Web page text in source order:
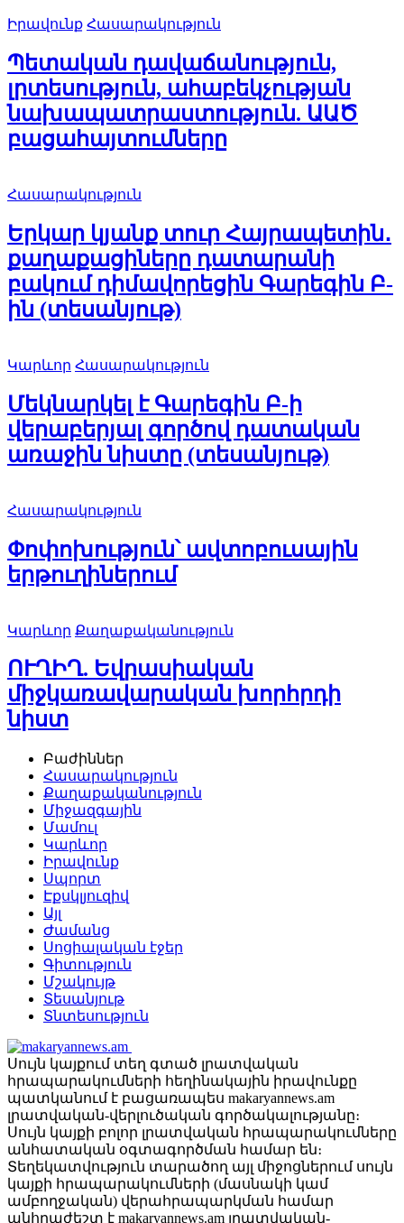
Իրավունք Հասարակություն
Պետական դավաճանություն,
լրտեսություն, ահաբեկչության
նախապատրաստություն. ԱԱԾ
բացահայտումները
Հասարակություն
Երկար կյանք տուր Հայրապետին․
քաղաքացիները դատարանի
բակում դիմավորեցին Գարեգին Բ-
ին (տեսանյութ)
Կարևոր Հասարակություն
Մեկնարկել է Գարեգին Բ-ի
վերաբերյալ գործով դատական
առաջին նիստը (տեսանյութ)
Հասարակություն
Փոփոխություն՝ ավտոբուսային
երթուղիներում
Կարևոր Քաղաքականություն
ՈՒՂԻՂ. Եվրասիական
միջկառավարական խորհրդի
նիստ
Բաժիններ
Հասարակություն
Քաղաքականություն
Միջազգային
Մամուլ
Կարևոր
Իրավունք
Սպորտ
Էքսկլյուզիվ
Այլ
Ժամանց
Սոցիալական էջեր
Գիտություն
Մշակույթ
Տեսանյութ
Տնտեսություն
Սույն կայքում տեղ գտած լրատվական
հրապարակումների հեղինակային իրավունքը
պատկանում է բացառապես makaryannews.am
լրատվական-վերլուծական գործակալությանը։
Սույն կայքի բոլոր լրատվական հրապարակումները
անհատական օգտագործման համար են։
Տեղեկատվություն տարածող այլ միջոցներում սույն
կայքի հրապարակումների (մասնակի կամ
ամբողջական) վերահրապարկման համար
անհրաժեշտ է makaryannews.am լրատվական-